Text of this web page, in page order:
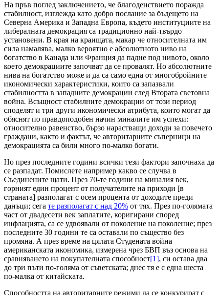
На пръв поглед заключението, че благоденствието поражда
стабилност, изглежда като добро послание за бъдещето на
Северна Америка и Западна Европа, където институциите на
либералната демокрация са традиционно най-твърдо
установени. В края на краищата, макар че относителната им
сила намалява, малко вероятно е абсолютното ниво на
богатство в Канада или Франция да падне под нивото, около
което демокрациите започват да се провалят. Но абсолютните
нива на богатство може и да са само една от многобройните
икономически характеристики, които са запазвали
стабилността в западните демокрации след Втората световна
война. Всъщност стабилните демокрации от този период
споделят и три други икономически атрибута, които могат да
обяснят по правдоподобен начин миналите им успехи:
относително равенство, бързо нарастващи доходи за повечето
граждани, както и фактът, че авторитарните съперници на
демокрацията са били много по-малко богати.
Но през последните години всички тези фактори започнаха да
се разпадат. Помислете например какво се случва в
Съединените щати. През 70-те години на миналия век,
горният един процент от получателите на приходи [в
страната] разполагат с осем процента от доходите преди
данъци; сега те разполагат с над 20% от тях. През по-голямата
част от двадесети век заплатите, коригирани според
инфлацията, са се удвоявали от поколение на поколение; през
последните 30 години те са оставали по същество без
промяна. А през време на цялата Студената война
американската икономика, измерена чрез БВП въз основа на
сравняването на покупателната способност[1], си остава два
до три пъти по-голяма от съветската; днес тя е с една шеста
по-малка от китайската.
Способността на авторитарните режими да се конкурират с